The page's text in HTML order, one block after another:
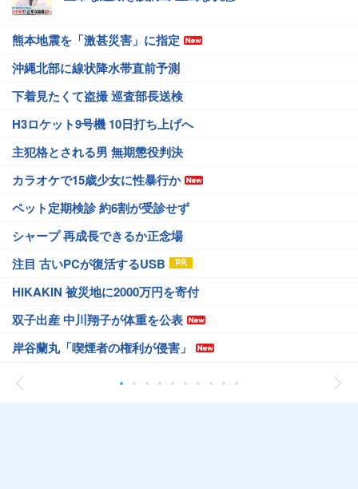
熊本地震を「激甚災害」に指定
沖縄北部に線状降水帯直前予測
下着見たくて盗撮 巡査部長送検
H3ロケット9号機 10日打ち上げへ
主犯格とされる男 無期懲役判決
カラオケで15歳少女に性暴行か
ペット定期検診 約6割が受診せず
シャープ 再成長できるか正念場
注目 古いPCが復活するUSB
HIKAKIN 被災地に2000万円を寄付
双子出産 中川翔子が体重を公表
岸谷蘭丸「喫煙者の権利が侵害」